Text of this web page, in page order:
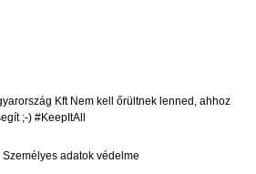
Kft Nem kell őrültnek lenned, ahhoz
;-) #KeepItAll
Személyes adatok védelme